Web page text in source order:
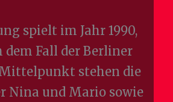
spielt im Jahr 1990,
dem Fall der Berliner
stehen die
Nina und Mario sowie